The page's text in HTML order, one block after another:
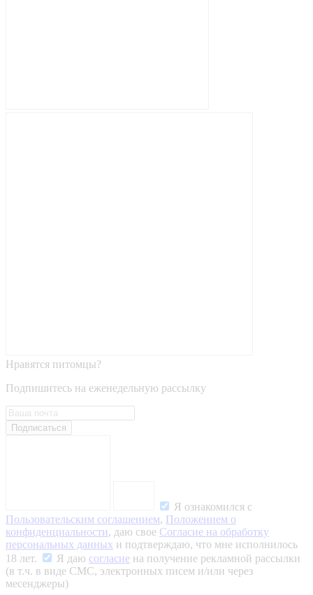
Нравятся питомцы?
Подпишитесь на еженедельную рассылку
Подписаться
Я ознакомился с
Пользовательским соглашением, Положением о
конфиденциальности, даю свое Согласие на обработку
персональных данных и подтверждаю, что мне исполнилось
18 лет.
Я даю согласие на получение рекламной рассылки
(в т.ч. в виде СМС, электронных писем и/или через
месенджеры)